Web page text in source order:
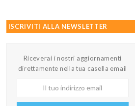
ISCRIVITI ALLA NEWSLETTER
Riceverai i nostri aggiornamenti
direttamente nella tua casella email